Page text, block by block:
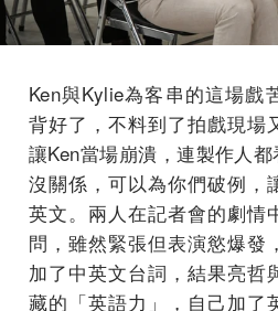
Ken與Kylie為客串的這場戲
背好了，不料到了拍戲現場
讓Ken當場崩潰，連製作人
沒關係，可以為你們破例，
英文。兩人在記者會的劇情
問，雖然緊張但表演慾爆發
加了中英文台詞，結果亮哲
藏的「英語力」，自己加了